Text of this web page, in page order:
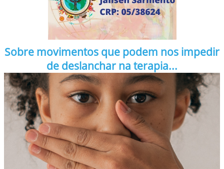
Sobre movimentos que podem nos impedir
de deslanchar na terapia...